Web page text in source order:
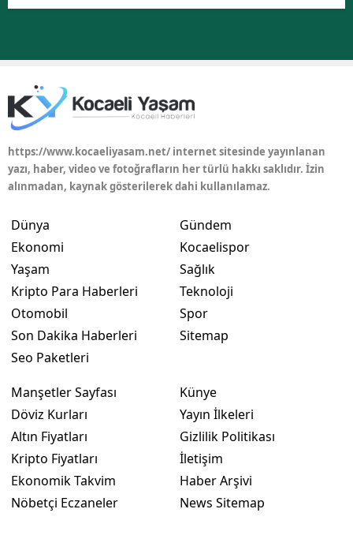
https://www.kocaeliyasam.net/ internet sitesinde yayınlanan
yazı, haber, video ve fotoğrafların her türlü hakkı saklıdır. İzin
alınmadan, kaynak gösterilerek dahi kullanılamaz.
Dünya
Ekonomi
Yaşam
Kripto Para Haberleri
Otomobil
Son Dakika Haberleri
Seo Paketleri
Gündem
Kocaelispor
Sağlık
Teknoloji
Spor
Sitemap
Manşetler Sayfası
Döviz Kurları
Altın Fiyatları
Kripto Fiyatları
Ekonomik Takvim
Nöbetçi Eczaneler
Künye
Yayın İlkeleri
Gizlilik Politikası
İletişim
Haber Arşivi
News Sitemap